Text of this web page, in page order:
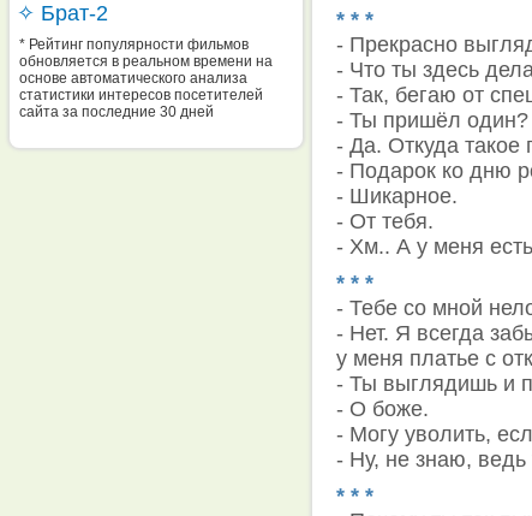
✧ Брат-2
* Рейтинг популярности фильмов
обновляется в реальном времени на
основе автоматического анализа
статистики интересов посетителей
сайта за последние 30 дней
* * *
- Прекрасно
- Что ты здесь
- Так, бегаю от
- Ты пришёл один?
- Да. Откуда такое
- Подарок ко дню
- Шикарное.
- От тебя.
- Хм.. А у меня
* * *
- Тебе со мной
- Нет. Я всегда
у меня платье с
- Ты выглядишь и
- О боже.
- Могу уволить,
- Ну, не знаю,
* * *